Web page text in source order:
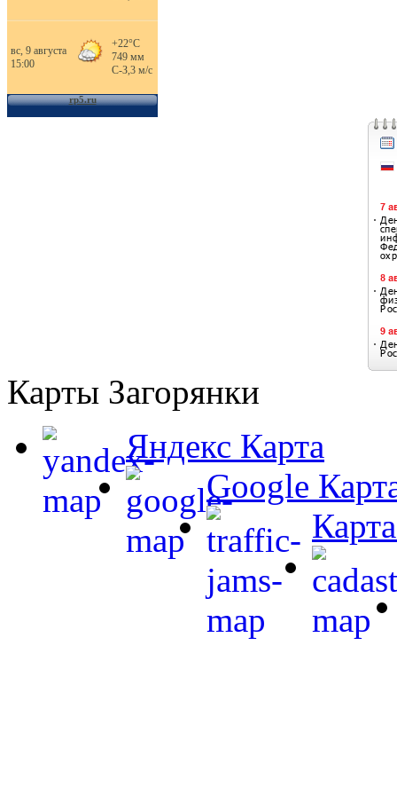
Карты Загорянки
Яндекс Карта
Google